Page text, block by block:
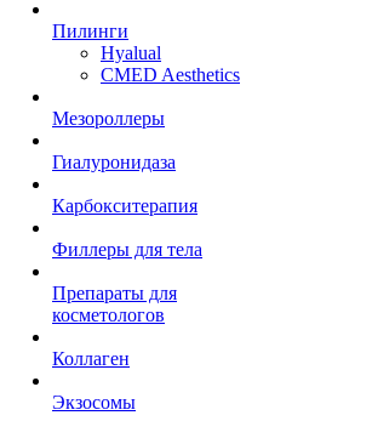
Пилинги
Hyalual
CMED Aesthetics
Мезороллеры
Гиалуронидаза
Карбокситерапия
Филлеры для тела
Препараты для
косметологов
Коллаген
Экзосомы